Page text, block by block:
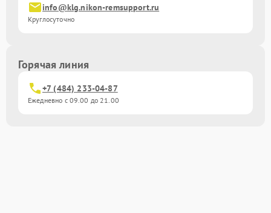
info@klg.nikon-remsupport.ru
Круглосуточно
Горячая линия
+7 (484) 233-04-87
Ежедневно с 09.00 до 21.00